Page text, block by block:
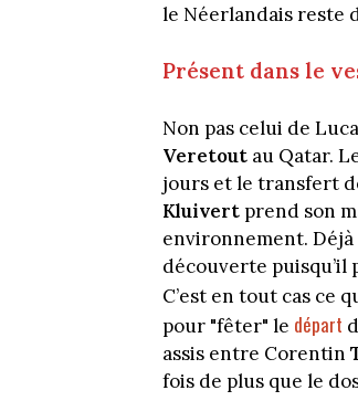
le Néerlandais reste
Présent dans le
Non pas celui de
Veretout au Qatar.
jours et le transfert
Kluivert prend son
environnement. Déjà
découverte puisqu’il
C’est en tout cas ce
pour "fêter" le départ
assis entre Corentin
fois de plus que le